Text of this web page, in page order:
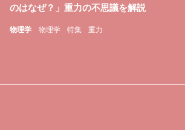
物理学 物理学 特集 重力
のはなぜ？」重力の不思議を解説